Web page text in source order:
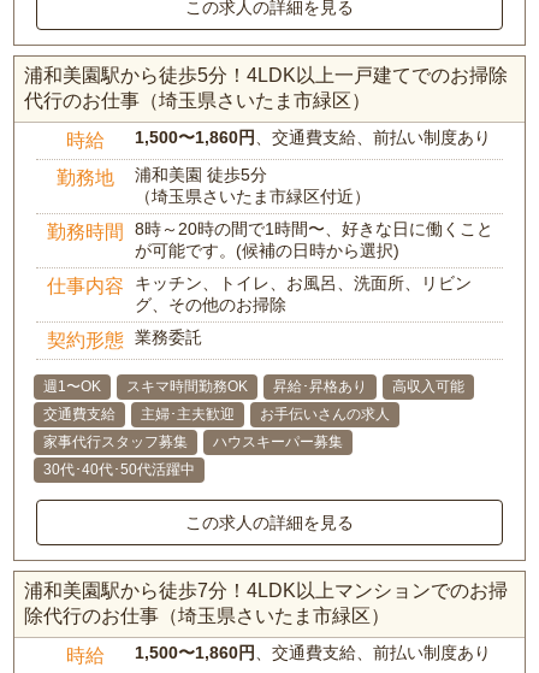
この求人の詳細を見る
浦和美園駅から徒歩5分！4LDK以上一戸建てでのお掃除
代行のお仕事（埼玉県さいたま市緑区）
時給 1,500〜1,860円 、交通費支給、前払い制度あり
勤務地
浦和美園 徒歩5分
（埼玉県さいたま市緑区付近）
勤務時間
8時～20時の間で1時間〜、好きな日に働くこと
が可能です。(候補の日時から選択)
仕事内容
キッチン、トイレ、お風呂、洗面所、リビン
グ、その他のお掃除
契約形態 業務委託
週1〜OK スキマ時間勤務OK 昇給･昇格あり
高収入可能
交通費支給
主婦･主夫歓迎
お手伝いさんの求人
家事代行スタッフ募集
ハウスキーパー募集
30代･40代･50代活躍中
この求人の詳細を見る
浦和美園駅から徒歩7分！4LDK以上マンションでのお掃
除代行のお仕事（埼玉県さいたま市緑区）
時給 1,500〜1,860円 、交通費支給、前払い制度あり